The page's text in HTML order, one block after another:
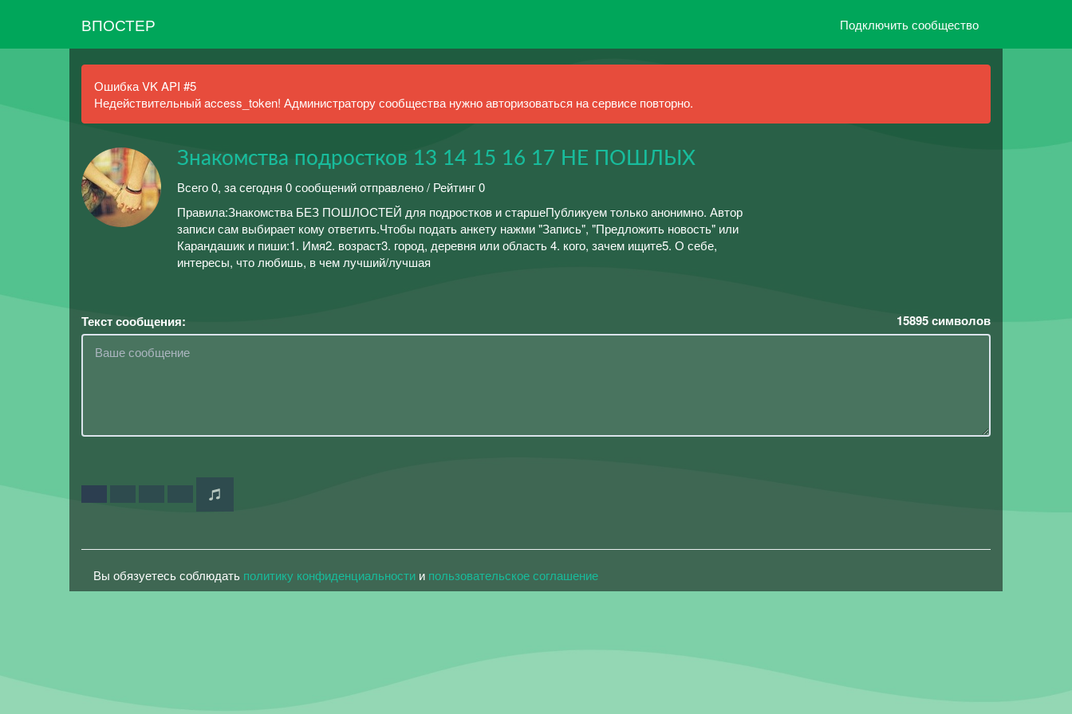
ВПОСТЕР Подключить сообщество
Ошибка VK API #5
Недействительный access_token! Администратору сообщества нужно авторизоваться на сервисе повторно.
Знакомства подростков 13 14 15 16 17 НЕ ПОШЛЫХ
Всего 0, за сегодня 0 сообщений отправлено / Рейтинг 0
Правила:Знакомства БЕЗ ПОШЛОСТЕЙ для подростков и старшеПубликуем только анонимно. Автор
записи сам выбирает кому ответить.Чтобы подать анкету нажми "Запись", "Предложить новость" или
Карандашик и пиши:1. Имя2. возраст3. город, деревня или область 4. кого, зачем ищите5. О себе,
интересы, что любишь, в чем лучший/лучшая
Текст сообщения: 15895символов
Вы обязуетесь соблюдать политику конфиденциальности и пользовательское соглашение